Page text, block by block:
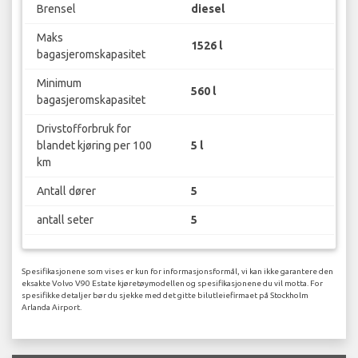
Brensel diesel
Maks
bagasjeromskapasitet
1526 l
Minimum
bagasjeromskapasitet
560 l
Drivstofforbruk for
blandet kjøring per 100
km
5 l
Antall dører 5
antall seter 5
Spesifikasjonene som vises er kun for informasjonsformål, vi kan ikke garantere den
eksakte Volvo V90 Estate kjøretøymodellen og spesifikasjonene du vil motta. For
spesifikke detaljer bør du sjekke med det gitte bilutleiefirmaet på Stockholm
Arlanda Airport.